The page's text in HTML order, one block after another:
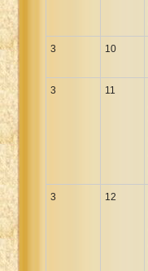
3 10
3 11
3 12